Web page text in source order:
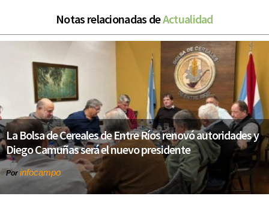
Notas relacionadas deActualidad
La Bolsa de Cereales de Entre Ríos renovó autoridades y
Diego Camuñas será el nuevo presidente
Por infocampo